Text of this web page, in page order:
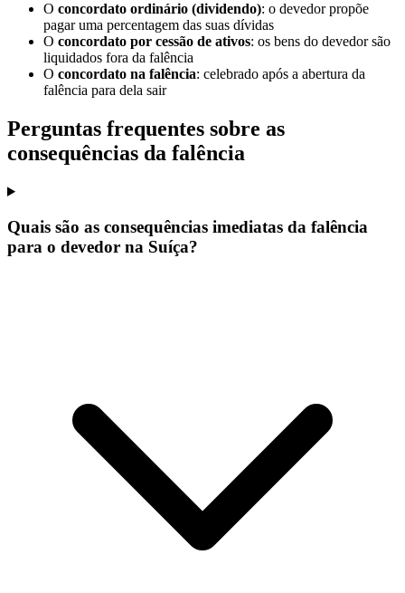
O concordato ordinário (dividendo): o devedor propõe
pagar uma percentagem das suas dívidas
O concordato por cessão de ativos: os bens do devedor são
liquidados fora da falência
O concordato na falência: celebrado após a abertura da
falência para dela sair
Perguntas frequentes sobre as
consequências da falência
Quais são as consequências imediatas da falência
para o devedor na Suíça?